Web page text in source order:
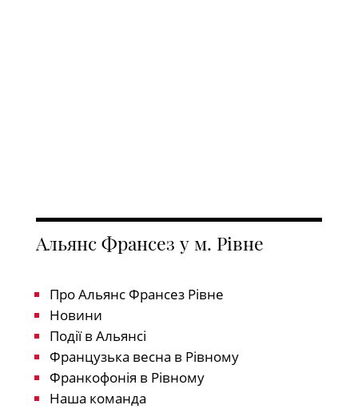
Альянс Франсез у м. Рівне
Про Альянс Франсез Рівне
Новини
Події в Альянсі
Французька весна в Рівному
Франкофонія в Рівному
Наша команда